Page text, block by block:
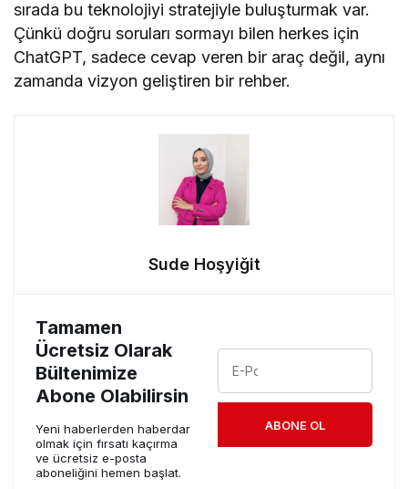
sırada bu teknolojiyi stratejiyle buluşturmak var.
Çünkü doğru soruları sormayı bilen herkes için
ChatGPT, sadece cevap veren bir araç değil, aynı
zamanda vizyon geliştiren bir rehber.
Sude Hoşyiğit
Tamamen
Ücretsiz Olarak
Bültenimize
Abone Olabilirsin
Yeni haberlerden haberdar
olmak için fırsatı kaçırma
ve ücretsiz e-posta
aboneliğini hemen başlat.
ABONE OL